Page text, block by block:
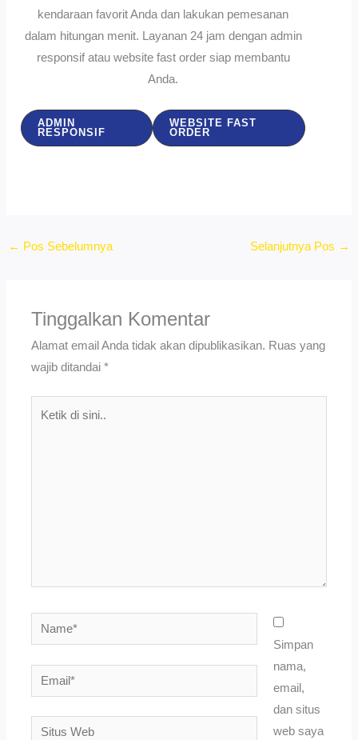
kendaraan favorit Anda dan lakukan pemesanan
dalam hitungan menit. Layanan 24 jam dengan admin
responsif atau website fast order siap membantu
Anda.
ADMIN
RESPONSIF
WEBSITE FAST
ORDER
← Pos Sebelumnya Selanjutnya Pos →
Tinggalkan Komentar
Alamat email Anda tidak akan dipublikasikan. Ruas yang
wajib ditandai*
Name*
Email*
Situs
Simpan
nama,
email,
dan situs
web saya